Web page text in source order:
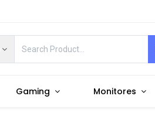
Gaming Monitores